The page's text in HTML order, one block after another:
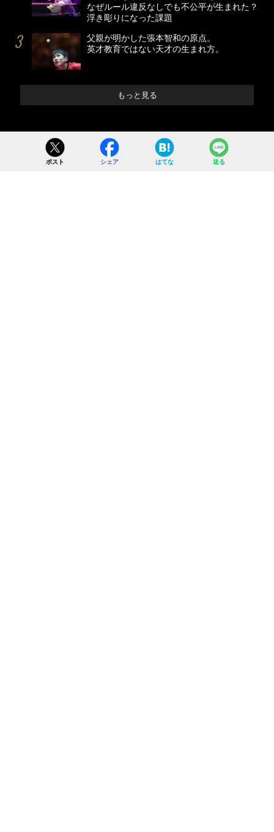
なぜルール違反なしでも不公平が生まれた？
浮き彫りになった課題
父親が明かした張本智和の原点。
英才教育ではない天才の生まれ方。
もっと見る
ポスト シェア はてな 送る